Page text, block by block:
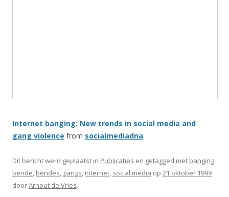
Internet banging: New trends in social media and
gang violence from socialmediadna
Dit bericht werd geplaatst in Publicaties en getagged met banging,
bende, bendes, gangs, internet, social media op 21 oktober 1999
doorArnout de Vries.